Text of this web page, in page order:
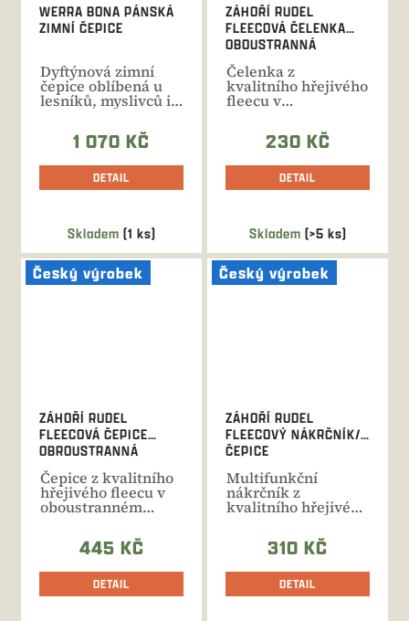
Skladem (1 ks)
WERRA BONA PÁNSKÁ
ZIMNÍ ČEPICE
Dyftýnová zimní
čepice oblíbená u
lesníků, myslivců i
rybářů s
ohrnovacím...
1 070 KČ
DETAIL
Skladem (>5 ks)
ZÁHOŘÍ RUDEL
FLEECOVÁ ČELENKA
OBOUSTRANNÁ
Čelenka z
kvalitního hřejivého
fleecu v
provedení....
230 KČ
DETAIL
Český výrobek
ZÁHOŘÍ RUDEL
FLEECOVÁ ČEPICE
OBROUSTRANNÁ
Čepice z kvalitního
hřejivého fleecu v
oboustranném
provedení....
445 KČ
DETAIL
Český výrobek
ZÁHOŘÍ RUDEL
FLEECOVÝ NÁKRČNÍK/
ČEPICE
Multifunkční
nákrčník z
kvalitního hřejivého
oboustranném
barevném...
310 KČ
DETAIL